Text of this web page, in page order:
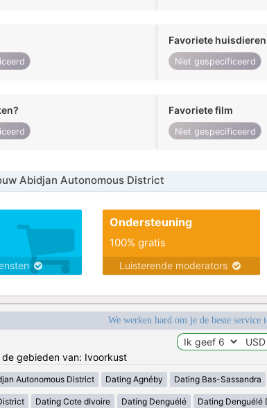
Favoriete huisdieren
Niet gespecificeerd
Favoriete film
Niet gespecificeerd
Abidjan Autonomous District
Ondersteuning
100% gratis
Luisterende moderators
We werken hard om je de beste service
de gebieden van: Ivoorkust
Autonomous District Dating Agnéby Dating Bas-Sassandra
Dating Cote dIvoire Dating Denguélé Dating Denguélé